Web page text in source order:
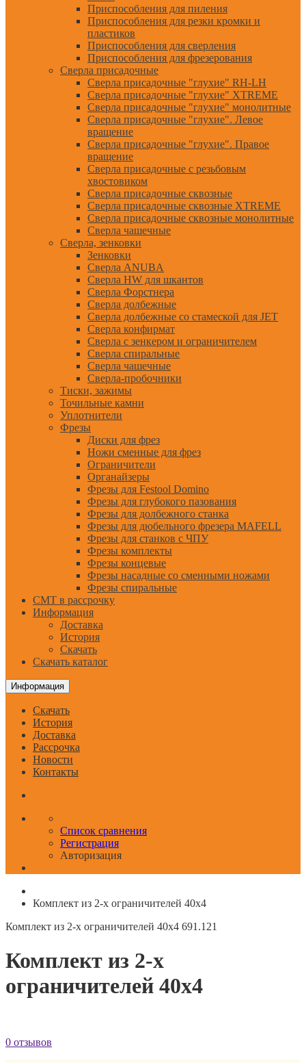
Приспособления для пиления
Приспособления для резки кромки и
пластиков
Приспособления для сверления
Приспособления для фрезерования
Сверла присадочные
Сверла присадочные "глухие" RH-LH
Сверла присадочные "глухие" XTREME
Сверла присадочные "глухие" монолитные
Сверла присадочные "глухие". Левое
вращение
Сверла присадочные "глухие". Правое
вращение
Сверла присадочные с резьбовым
хвостовиком
Сверла присадочные сквозные
Сверла присадочные сквозные XTREME
Сверла присадочные сквозные монолитные
Сверла чашечные
Сверла, зенковки
Зенковки
Сверла ANUBA
Сверла HW для шкантов
Сверла Форстнера
Сверла долбежные
Сверла долбежные со стамеской для JET
Сверла конфирмат
Сверла с зенкером и ограничителем
Сверла спиральные
Сверла чашечные
Сверла-пробочники
Тиски, зажимы
Точильные камни
Уплотнители
Фрезы
Диски для фрез
Ножи сменные для фрез
Ограничители
Органайзеры
Фрезы для Festool Domino
Фрезы для глубокого пазования
Фрезы для долбежного станка
Фрезы для дюбельного фрезера MAFELL
Фрезы для станков с ЧПУ
Фрезы комплекты
Фрезы концевые
Фрезы насадные со сменными ножами
Фрезы спиральные
CMT в рассрочку
Информация
Доставка
История
Скачать
Скачать каталог
Информация
Скачать
История
Доставка
Рассрочка
Новости
Контакты
Список сравнения
Регистрация
Авторизация
Комплект из 2-х ограничителей 40x4
Комплект из 2-х ограничителей 40x4 691.121
Комплект из 2-х
ограничителей 40x4
0 отзывов